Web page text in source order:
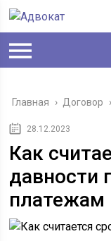
Главная › Договор ›
28.12.2023
Как
давности
платежам